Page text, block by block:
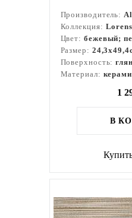
Производитель:
Коллекция: Lorens
Цвет: бежевый;
Размер:
Поверхность:
Материал:
1
В